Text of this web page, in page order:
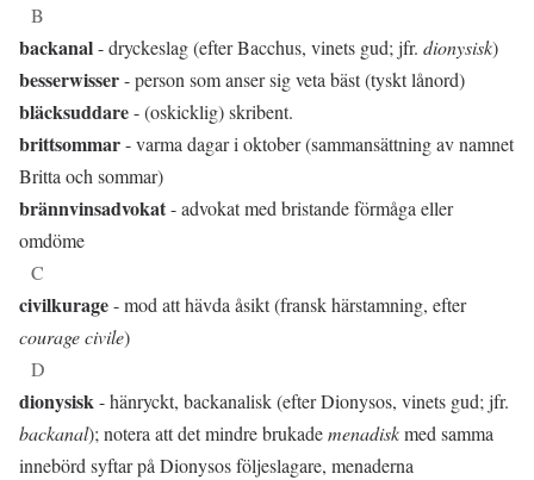
B
backanal- dryckeslag (efter Bacchus, vinets gud; jfr. dionysisk)
besserwisser- person som anser sig veta bäst (tyskt lånord)
bläcksuddare- (oskicklig) skribent.
brittsommar- varma dagar i oktober (sammansättning av namnet
Britta och sommar)
brännvinsadvokat- advokat med bristande förmåga eller
omdöme
C
civilkurage- mod att hävda åsikt (fransk härstamning, efter
courage civile)
D
dionysisk- hänryckt, backanalisk (efter Dionysos, vinets gud; jfr.
backanal); notera att det mindre brukademenadiskmed samma
innebörd syftar på Dionysos följeslagare, menaderna